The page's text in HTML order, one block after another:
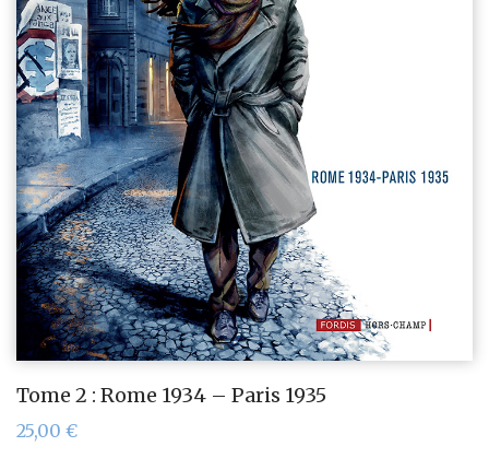
Tome 2 : Rome 1934 – Paris 1935
25,00 €